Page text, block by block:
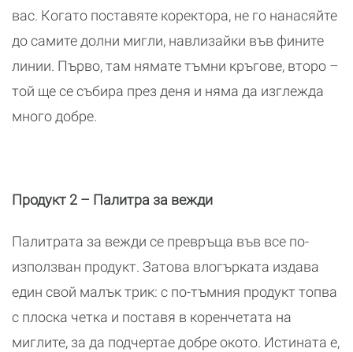
вас. Когато поставяте коректора, не го нанасяйте
до самите долни мигли, навлизайки във фините
линии. Първо, там нямате тъмни кръгове, второ –
той ще се събира през деня и няма да изглежда
много добре.
Продукт 2 – Палитра за вежди
Палитрата за вежди се превръща във все по-
използван продукт. Затова влогърката издава
един свой малък трик: с по-тъмния продукт топва
с плоска четка и поставя в коренчетата на
миглите, за да подчертае добре окото. Истината е,